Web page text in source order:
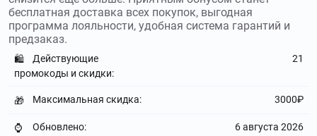
Explosion – это дизайнерский бренд повседневной одежды
для мужчин и женщин. Используйтепромокоды Grunge
John Orchestra Explosionи получите скидку до 30 %
ls.net.ru
LS.NET.RUи получите скидку до 65 %
магазин российского бренда Post Meridiem предлагает
бесплатная доставка всех покупок, выгодная
программа лояльности, удобная система гарантий и
предзаказ.
🛍️
Действующие
промокоды и скидки:
21
🎁 Максимальная скидка: 3000₽
⌚ Обновлено: 6 августа 2026